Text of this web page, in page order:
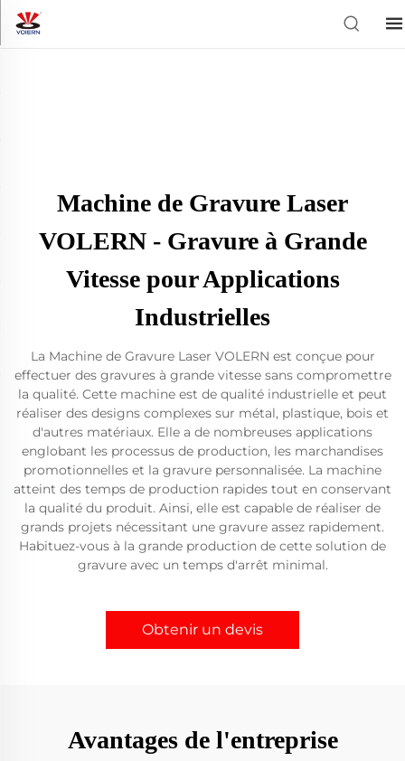
Machine de Gravure Laser
VOLERN - Gravure à Grande
Vitesse pour Applications
Industrielles
La Machine de Gravure Laser VOLERN est conçue pour
effectuer des gravures à grande vitesse sans compromettre
la qualité. Cette machine est de qualité industrielle et peut
réaliser des designs complexes sur métal, plastique, bois et
d'autres matériaux. Elle a de nombreuses applications
englobant les processus de production, les marchandises
promotionnelles et la gravure personnalisée. La machine
atteint des temps de production rapides tout en conservant
la qualité du produit. Ainsi, elle est capable de réaliser de
grands projets nécessitant une gravure assez rapidement.
Habituez-vous à la grande production de cette solution de
gravure avec un temps d'arrêt minimal.
Obtenir un devis
Avantages de l'entreprise